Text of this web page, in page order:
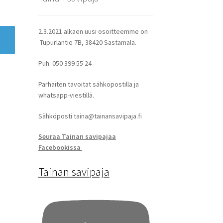
2.3.2021 alkaen uusi osoitteemme on
Tupurlantie 7B, 38420 Sastamala.
Puh. 050 399 55 24
Parhaiten tavoitat sähköpostilla ja
whatsapp-viestillä.
Sähköposti taina@tainansavipaja.fi
Seuraa Tainan savipajaa
Facebookissa
Tainan savipaja